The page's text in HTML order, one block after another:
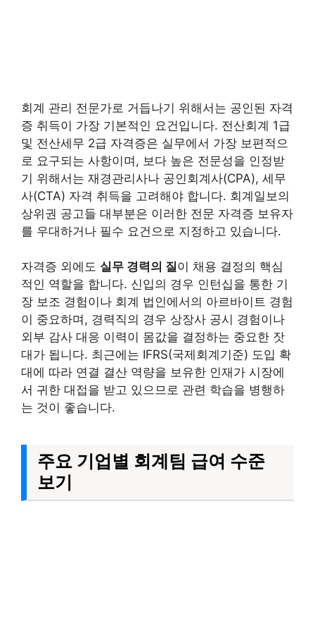
회계 관리 전문가로 거듭나기 위해서는 공인된 자격
증 취득이 가장 기본적인 요건입니다. 전산회계 1급
및 전산세무 2급 자격증은 실무에서 가장 보편적으
로 요구되는 사항이며, 보다 높은 전문성을 인정받
기 위해서는 재경관리사나 공인회계사(CPA), 세무
사(CTA) 자격 취득을 고려해야 합니다. 회계일보의
상위권 공고들 대부분은 이러한 전문 자격증 보유자
를 우대하거나 필수 요건으로 지정하고 있습니다.
자격증 외에도 실무 경력의 질이 채용 결정의 핵심
적인 역할을 합니다. 신입의 경우 인턴십을 통한 기
장 보조 경험이나 회계 법인에서의 아르바이트 경험
이 중요하며, 경력직의 경우 상장사 공시 경험이나
외부 감사 대응 이력이 몸값을 결정하는 중요한 잣
대가 됩니다. 최근에는 IFRS(국제회계기준) 도입 확
대에 따라 연결 결산 역량을 보유한 인재가 시장에
서 귀한 대접을 받고 있으므로 관련 학습을 병행하
는 것이 좋습니다.
주요 기업별 회계팀 급여 수준
보기